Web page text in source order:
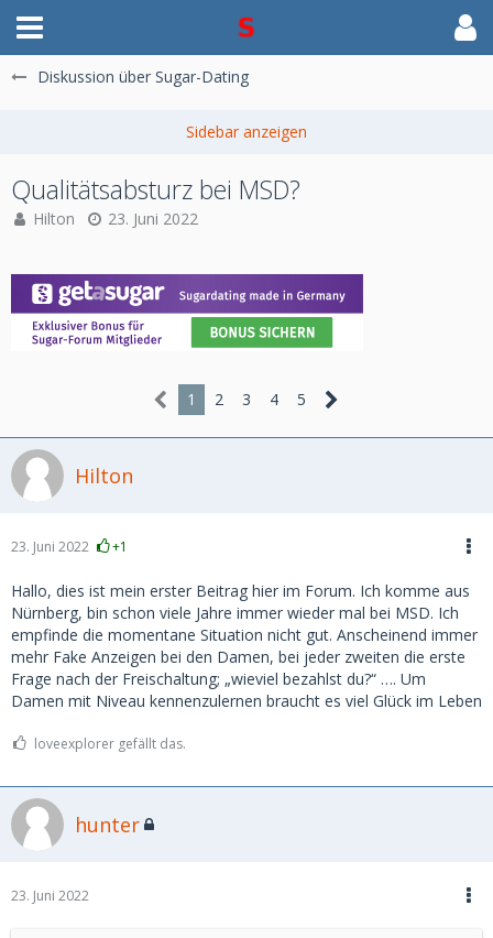
Diskussion über Sugar-Dating
Qualitätsabsturz bei MSD?
Hilton 23. Juni 2022
1 2 3 4 5
Hilton
23. Juni 2022 +1
Hallo, dies ist mein erster Beitrag hier im Forum. Ich komme aus
Nürnberg, bin schon viele Jahre immer wieder mal bei MSD. Ich
empfinde die momentane Situation nicht gut. Anscheinend immer
mehr Fake Anzeigen bei den Damen, bei jeder zweiten die erste
Frage nach der Freischaltung; „wieviel bezahlst du?“ …. Um
Damen mit Niveau kennenzulernen braucht es viel Glück im Leben
loveexplorer gefällt das.
hunter
23. Juni 2022